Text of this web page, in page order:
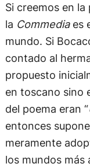
Si creemos en
la Commediaes
mundo. Si
contado al
propuesto
en toscano sino
del poema eran “
entonces
meramente
los mundos más